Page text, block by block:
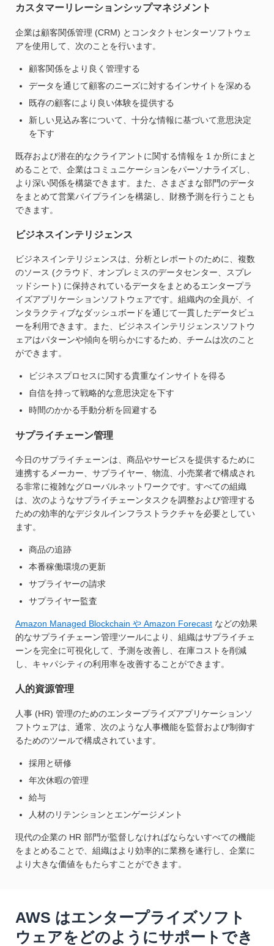
カスタマーリレーションシップマネジメント
企業は顧客関係管理 (CRM) とコンタクトセンターソフトウェ
アを使用して、次のことを行います。
顧客関係をより良く管理する
データを通じて顧客のニーズに対するインサイトを深める
既存の顧客により良い体験を提供する
新しい見込み客について、十分な情報に基づいて意思決定
を下す
既存および潜在的なクライアントに関する情報を 1 か所にまと
めることで、企業はコミュニケーションをパーソナライズし、
より深い関係を構築できます。また、さまざまな部門のデータ
をまとめて営業パイプラインを構築し、財務予測を行うことも
できます。
ビジネスインテリジェンス
ビジネスインテリジェンスは、分析とレポートのために、複数
のソース (クラウド、オンプレミスのデータセンター、スプレ
ッドシート) に保持されているデータをまとめるエンタープラ
イズアプリケーションソフトウェアです。組織内の全員が、イ
ンタラクティブなダッシュボードを通じて一貫したデータビュ
ーを利用できます。また、ビジネスインテリジェンスソフトウ
ェアはパターンや傾向を明らかにするため、チームは次のこと
ができます。
ビジネスプロセスに関する貴重なインサイトを得る
自信を持って戦略的な意思決定を下す
時間のかかる手動分析を回避する
サプライチェーン管理
今日のサプライチェーンは、商品やサービスを提供するために
連携するメーカー、サプライヤー、物流、小売業者で構成され
る非常に複雑なグローバルネットワークです。すべての組織
は、次のようなサプライチェーンタスクを調整および管理する
ための効率的なデジタルインフラストラクチャを必要としてい
ます。
商品の追跡
本番稼働環境の更新
サプライヤーの請求
サプライヤー監査
Amazon Managed Blockchain や Amazon Forecast などの効果
的なサプライチェーン管理ツールにより、組織はサプライチェ
ーンを完全に可視化して、予測を改善し、在庫コストを削減
し、キャパシティの利用率を改善することができます。
人的資源管理
人事 (HR) 管理のためのエンタープライズアプリケーションソ
フトウェアは、通常、次のような人事機能を監督および制御す
るためのツールで構成されています。
採用と研修
年次休暇の管理
給与
人材のリテンションとエンゲージメント
現代の企業の HR 部門が監督しなければならないすべての機能
をまとめることで、組織はより効率的に業務を遂行し、企業に
より大きな価値をもたらすことができます。
AWS はエンタープライズソフト
ウェアをどのようにサポートでき